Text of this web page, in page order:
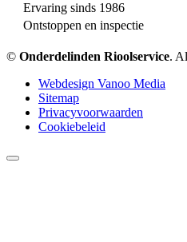
Ervaring sinds 1986
Ontstoppen en inspectie
© Onderdelinden Rioolservice.
Webdesign Vanoo Media
Sitemap
Privacyvoorwaarden
Cookiebeleid